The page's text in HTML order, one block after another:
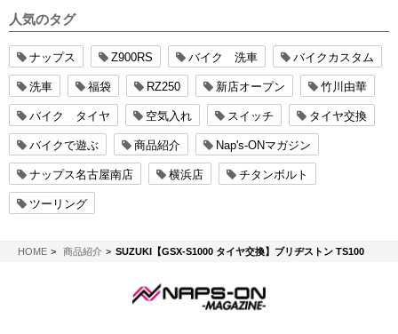
人気のタグ
ナップス Z900RS バイク 洗車 バイクカスタム
洗車 福袋 RZ250 新店オープン 竹川由華
バイク タイヤ 空気入れ スイッチ タイヤ交換
バイクで遊ぶ 商品紹介 Nap's-ONマガジン
ナップス名古屋南店 横浜店 チタンボルト
ツーリング
HOMENAPS-ON マガジン
商品紹介 SUZUKI【GSX-S1000 タイヤ交換】ブリヂストン TS100